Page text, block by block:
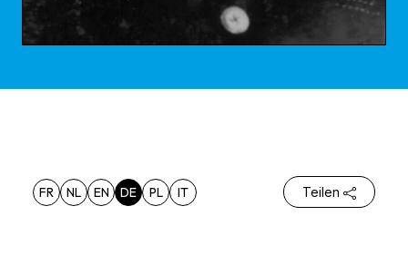
FR NL EN DE PL IT Teilen